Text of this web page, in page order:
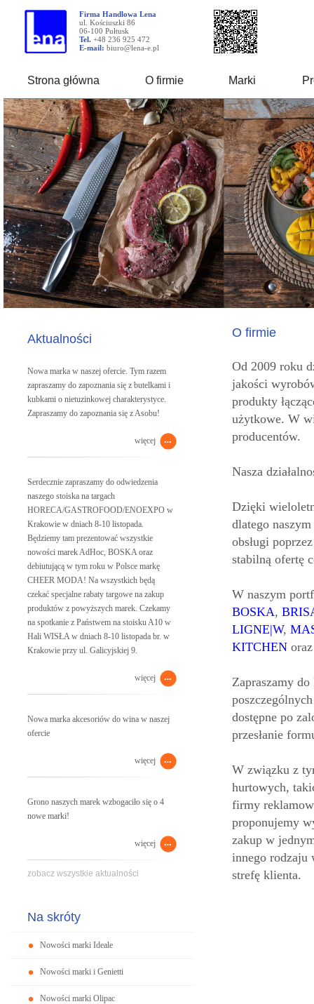
Firma Handlowa Lena
ul. Kościuszki 86
06-100 Pułtusk
Tel. +48 236 925 472
E-mail: biuro@lena-e.pl
Strona główna O firmie Marki
Aktualności
Nowa marka w naszej ofercie. Tym razem
zapraszamy do zapoznania się z butelkami i
kubkami o nietuzinkowej charakterystyce.
Zapraszamy do zapoznania się z Asobu!
więcej
Serdecznie zapraszamy do odwiedzenia
naszego stoiska na targach
HORECA/GASTROFOOD/ENOEXPO w
Krakowie w dniach 8-10 listopada.
Będziemy tam prezentować wszystkie
nowości marek AdHoc, BOSKA oraz
debiutującą w tym roku w Polsce markę
CHEER MODA! Na wszystkich będą
czekać specjalne rabaty targowe na zakup
produktów z powyższych marek. Czekamy
na spotkanie z Państwem na stoisku A10 w
Hali WISŁA w dniach 8-10 listopada br. w
Krakowie przy ul. Galicyjskiej 9.
więcej
Nowa marka akcesoriów do wina w naszej
ofercie
więcej
Grono naszych marek wzbogaciło się o 4
nowe marki!
więcej
zobacz wszystkie aktualności
Na skróty
Nowości marki Ideale
Nowości marki i Genietti
Nowości marki Olipac
O firmie
Od 2009 roku
jakości
produkty
użytkowe. W
producentów.
Nasza
Dzięki
dlatego
obsługi
stabilną ofertę
W naszym
BOSKA,
LIGNE|W,
KITCHEN
Zapraszamy
dostępne po
przesłanie
W związku z
hurtowych,
firmy
proponujemy
zakup w
innego rodzaju
strefę klienta.